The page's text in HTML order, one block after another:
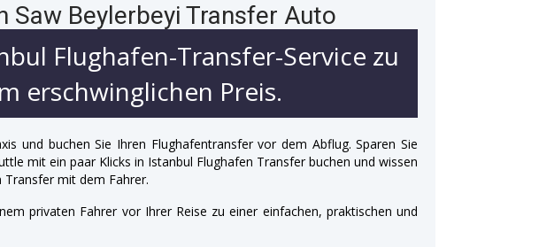
Saw Beylerbeyi Transfer Auto
Flughafen-Transfer-Service zu
erschwinglichen Preis.
und buchen Sie Ihren Flughafentransfer vor dem Abflug. Sparen Sie
mit ein paar Klicks in Istanbul Flughafen Transfer buchen und wissen
mit dem Fahrer.
privaten Fahrer vor Ihrer Reise zu einer einfachen, praktischen und